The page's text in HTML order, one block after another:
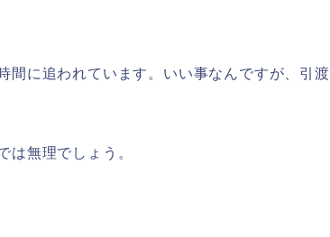
間に追われています。いい事なんですが、引渡
は無理でしょう。